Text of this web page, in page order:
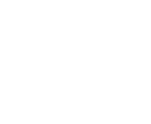
auch eine Bohrung
Erlaubnis. Diese können Sie
Behörde.
Sie unter „
von Wasser in einer bestimmen